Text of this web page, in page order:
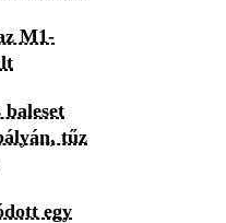
M1-
tűz
egy